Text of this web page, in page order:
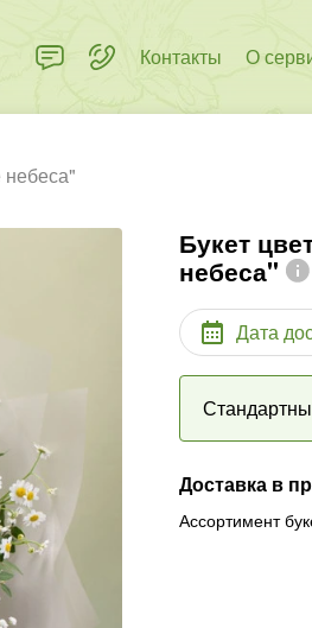
Контакты О
Букет
небеса"
Дата
Доставка в
Ассортимент